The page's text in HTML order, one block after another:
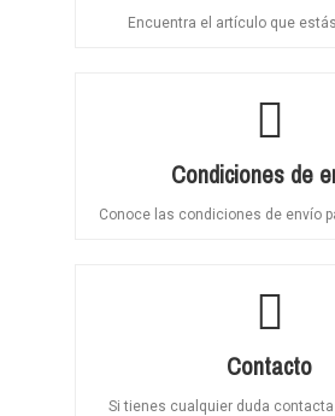
Encuentra el artículo que
Condiciones de
Conoce las condiciones de envío
Contacto
Si tienes cualquier duda